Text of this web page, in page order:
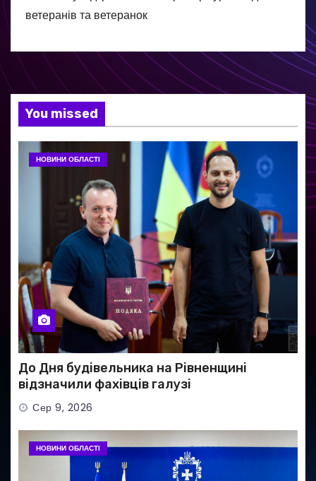
ветеранів та ветеранок
You missed
НОВИНИ ОБЛАСТІ
До Дня будівельника на Рівненщині
відзначили фахівців галузі
Сер 9, 2026
НОВИНИ ОБЛАСТІ